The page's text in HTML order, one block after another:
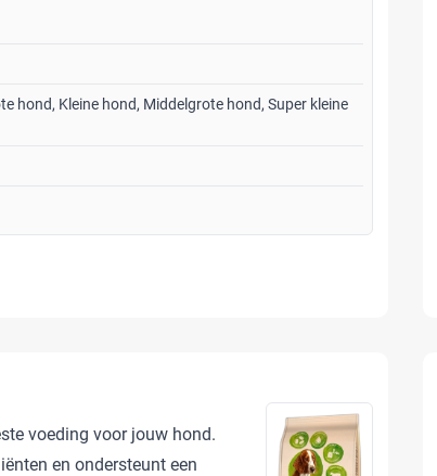
hond, Kleine hond, Middelgrote hond, Super kleine
voeding voor jouw hond.
en ondersteunt een